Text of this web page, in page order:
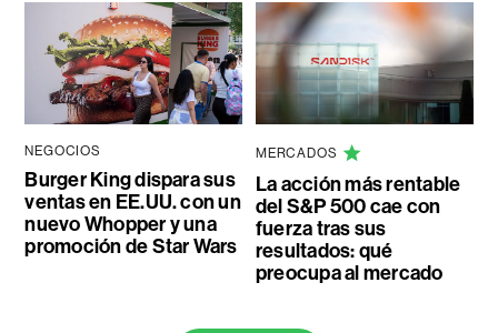
NEGOCIOS
Burger King dispara sus
ventas en EE.UU. con un
nuevo Whopper y una
promoción de Star Wars
MERCADOS
La acción más rentable
del S&P 500 cae con
fuerza tras sus
resultados: qué
preocupa al mercado